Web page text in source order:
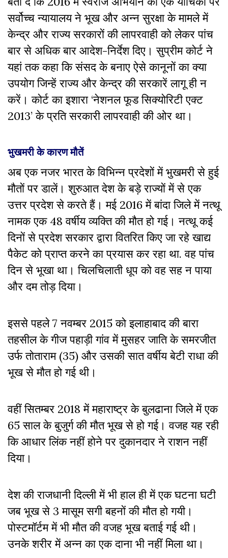
सर्वोच्च न्यायालय ने भूख और अन्न सुरक्षा के मामले में
केन्द्र और राज्य सरकारों की लापरवाही को लेकर पांच
बार से अधिक बार आदेश-निर्देश दिए। सुप्रीम कोर्ट ने
यहां तक कहा कि संसद के बनाए ऐसे कानूनों का क्या
उपयोग जिन्हें राज्य और केन्द्र की सरकारें लागू ही न
करें। कोर्ट का इशारा ‘नेशनल फूड सिक्योरिटी एक्ट
2013’ के प्रति सरकारी लापरवाही की ओर था।
भुखमरी के कारण मौतें
अब एक नजर भारत के विभिन्न प्रदेशों में भुखमरी से हुई
मौतों पर डालें। शुरुआत देश के बड़े राज्यों में से एक
उत्तर प्रदेश से करते हैं। मई 2016 में बांदा जिले में नत्थू
नामक एक 48 वर्षीय व्यक्ति की मौत हो गई। नत्थू कई
दिनों से प्रदेश सरकार द्वारा वितरित किए जा रहे खाद्य
पैकेट को प्राप्त करने का प्रयास कर रहा था. वह पांच
दिन से भूखा था। चिलचिलाती धूप को वह सह न पाया
और दम तोड़ दिया।
इससे पहले 7 नवम्बर 2015 को इलाहाबाद की बारा
तहसील के गीज पहाड़ी गांव में मुसहर जाति के समरजीत
उर्फ तोताराम (35) और उसकी सात वर्षीय बेटी राधा की
भूख से मौत हो गई थी।
वहीं सितम्बर 2018 में महाराष्ट्र के बुलढाना जिले में एक
65 साल के बुजुर्ग की मौत भूख से हो गई। वजह यह रही
कि आधार लिंक नहीं होने पर दुकानदार ने राशन नहीं
दिया।
देश की राजधानी दिल्ली में भी हाल ही में एक घटना घटी
जब भूख से 3 मासूम सगी बहनों की मौत हो गयी।
पोस्टमॉर्टम में भी मौत की वजह भूख बताई गई थी।
उनके शरीर में अन्न का एक दाना भी नहीं मिला था।